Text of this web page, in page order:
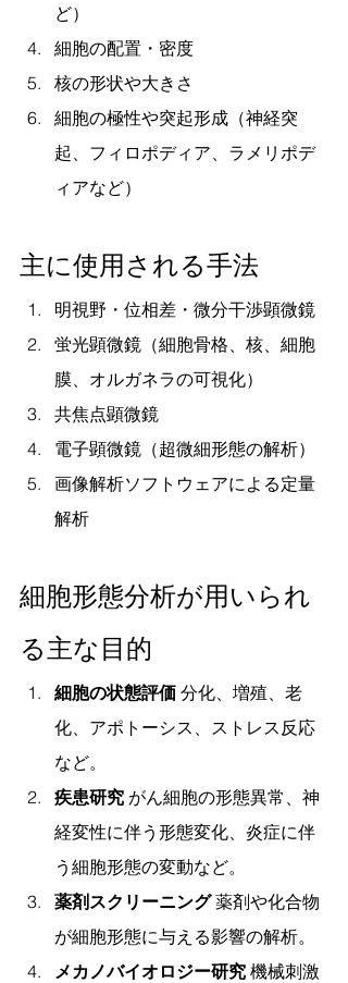
ど）
細胞の配置・密度
核の形状や大きさ
細胞の極性や突起形成（神経突
起、フィロポディア、ラメリポデ
ィアなど）
主に使用される手法
明視野・位相差・微分干渉顕微鏡
蛍光顕微鏡（細胞骨格、核、細胞
膜、オルガネラの可視化）
共焦点顕微鏡
電子顕微鏡（超微細形態の解析）
画像解析ソフトウェアによる定量
解析
細胞形態分析が用いられ
る主な目的
細胞の状態評価 分化、増殖、老
化、アポトーシス、ストレス反応
など。
疾患研究 がん細胞の形態異常、神
経変性に伴う形態変化、炎症に伴
う細胞形態の変動など。
薬剤スクリーニング 薬剤や化合物
が細胞形態に与える影響の解析。
メカノバイオロジー研究 機械刺激